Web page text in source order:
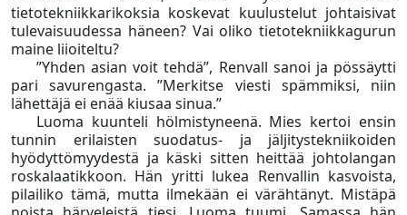
tietotekniikkarikoksia koskevat kuulustelut johtaisivat
tulevaisuudessa häneen? Vai oliko tietotekniikkagurun
maine liioiteltu?
”Yhden asian voit tehdä”, Renvall sanoi ja pössäytti
pari savurengasta. ”Merkitse viesti spämmiksi, niin
lähettäjä ei enää kiusaa sinua.”
Luoma kuunteli hölmistyneenä. Mies kertoi ensin
tunnin erilaisten suodatus- ja jäljitystekniikoiden
hyödyttömyydestä ja käski sitten heittää johtolangan
roskalaatikkoon. Hän yritti lukea Renvallin kasvoista,
pilailiko tämä, mutta ilmekään ei värähtänyt. Mistäpä